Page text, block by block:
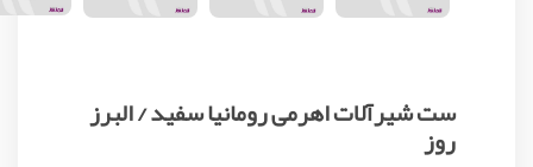
ست شیرآلات اهرمی رومانیا سفید / البرز
روز